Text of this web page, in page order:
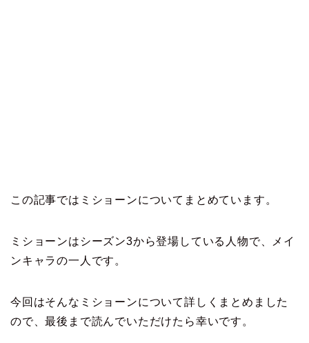
この記事ではミショーンについてまとめています。
ミショーンはシーズン3から登場している人物で、メイ
ンキャラの一人です。
今回はそんなミショーンについて詳しくまとめました
ので、最後まで読んでいただけたら幸いです。